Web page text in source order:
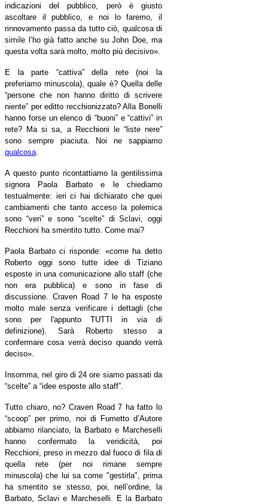
indicazioni del pubblico, però è giusto
ascoltare il pubblico, e noi lo faremo, il
rinnovamento passa da tutto ciò, qualcosa di
simile l’ho già fatto anche su John Doe, ma
questa volta sarà molto, molto più decisivo»
E la parte “cattiva” della rete (noi la
preferiamo minuscola), quale è? Quella delle
“persone che non hanno diritto di scrivere
niente” per editto recchionizzato? Alla Bonelli
hanno forse un elenco di “buoni” e “cattivi” in
rete? Ma si sa, a Recchioni le “liste nere”
sono sempre piaciuta. Noi ne sappiamo
qualcosa
A questo punto ricontattiamo la gentilissima
signora Paola Barbato e le chiediamo
testualmente: ieri ci hai dichiarato che quei
cambiamenti che tanto acceso la polemica
sono “veri” e sono “scelte” di Sclavi, oggi
Recchioni ha smentito tutto. Come mai?
Paola Barbato ci risponde: «come ha detto
Roberto oggi sono tutte idee di Tiziano
esposte in una comunicazione allo staff (che
non era pubblica) e sono in fase di
discussione. Craven Road 7 le ha esposte
molto male senza verificare i dettagli (che
sono per l'appunto TUTTI in via di
definizione). Sarà Roberto stesso a
confermare cosa verrà deciso quando verrà
deciso»
Insomma, nel giro di 24 ore siamo passati da
“scelte” a “idee esposte allo staff”.
Tutto chiaro, no? Craven Road 7 ha fatto lo
“scoop” per primo, noi di Fumetto d’Autore
abbiamo rilanciato, la Barbato e Marcheselli
hanno confermato la veridicità, poi
Recchioni, preso in mezzo dal fuoco di fila di
quella rete (per noi rimane sempre
minuscola) che lui sa come "gestirla", prima
ha smentito se stesso, poi, nell’ordine, la
Barbato, Sclavi e Marcheselli. E la Barbato